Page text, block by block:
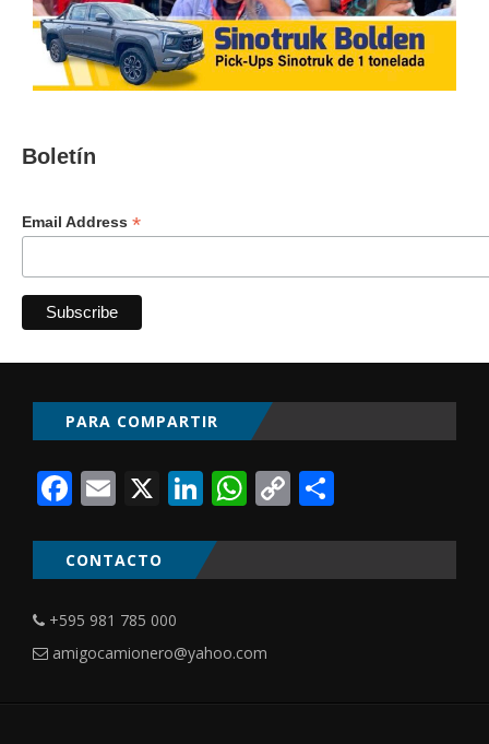
Boletín
Email Address *
PARA COMPARTIR
Facebook
Email
X LinkedIn
WhatsApp
Copy
CONTACTO
+595 981 785 000
amigocamionero@yahoo.com